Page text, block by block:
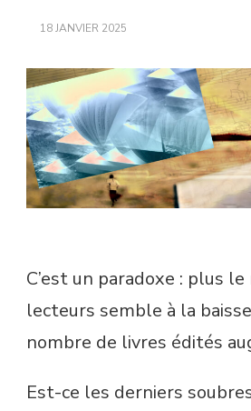
18 JANVIER 2025
C’est un paradoxe : plus
lecteurs semble à la
nombre de livres édités
Est-ce les derniers